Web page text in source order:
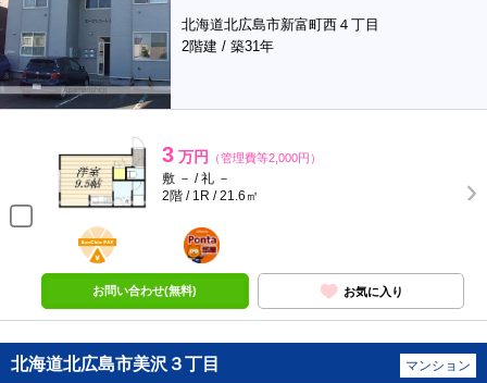
北海道北広島市新富町西４丁目
2階建 / 築31年
3 万円 （管理費等2,000円）
敷 － / 礼 －
2階 / 1R / 21.6㎡
BunChinPAY
ポンタ
部屋
お問い合わせ(無料) お気に入り
北海道北広島市美沢３丁目 マンション